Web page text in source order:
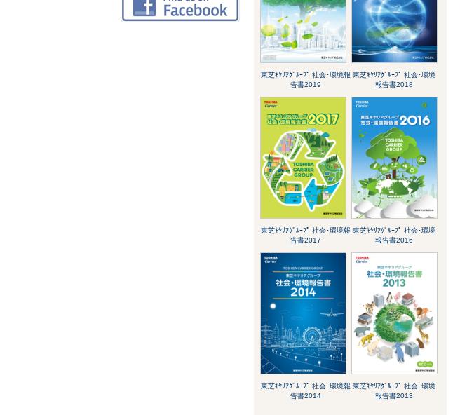
東芝ｷﾔﾘｱｸﾞﾙｰﾌﾟ 社会･環境報
告書2019
東芝ｷﾔﾘｱｸﾞﾙｰﾌﾟ 社会･環境
報告書2018
東芝ｷﾔﾘｱｸﾞﾙｰﾌﾟ 社会･環境報
告書2017
東芝ｷﾔﾘｱｸﾞﾙｰﾌﾟ 社会･環境
報告書2016
東芝ｷﾔﾘｱｸﾞﾙｰﾌﾟ 社会･環境報
告書2014
東芝ｷﾔﾘｱｸﾞﾙｰﾌﾟ 社会･環境
報告書2013